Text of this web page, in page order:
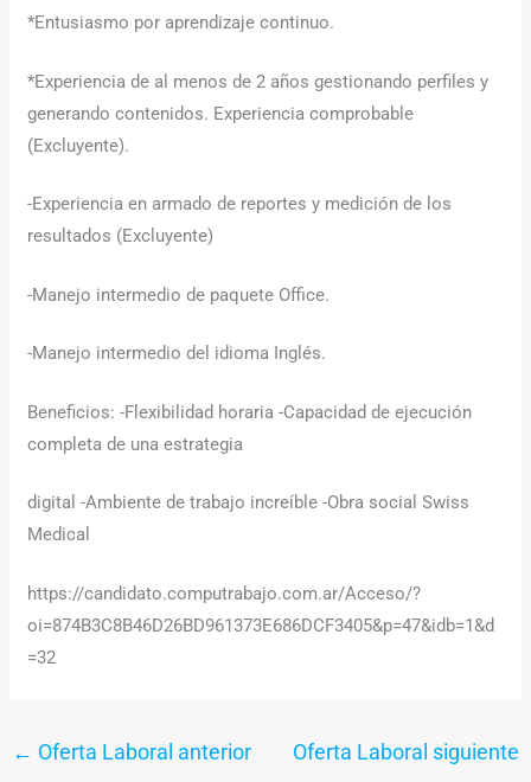
*Entusiasmo por aprendizaje continuo.
*Experiencia de al menos de 2 años gestionando perfiles y
generando contenidos. Experiencia comprobable
(Excluyente).
-Experiencia en armado de reportes y medición de los
resultados (Excluyente)
-Manejo intermedio de paquete Office.
-Manejo intermedio del idioma Inglés.
Beneficios: -Flexibilidad horaria -Capacidad de ejecución
completa de una estrategia
digital -Ambiente de trabajo increíble -Obra social Swiss
Medical
https://candidato.computrabajo.com.ar/Acceso/?
oi=874B3C8B46D26BD961373E686DCF3405&p=47&idb=1&d
=32
← Oferta Laboral anterior
Oferta Laboral siguiente